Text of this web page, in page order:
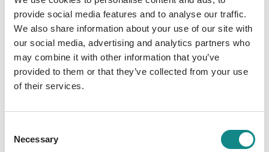
provide social media features and to analyse our traffic.
We also share information about your use of our site with
our social media, advertising and analytics partners who
may combine it with other information that you’ve
provided to them or that they’ve collected from your use
of their services.
Selection
Necessary
seine Dämonen - auch ihre eigenen Ängste
und Zweifel holen sie ein. Und so stellt sich
Betty erneut die großen Fragen des Lebens:
" Wer bin ich, wenn ich mich nicht ständig
anpasse? " Wie kann ich mich abgrenzen,
bedeutet es wirklich, einen Menschen so zu
Gesprächen, urkomischen Situationen und